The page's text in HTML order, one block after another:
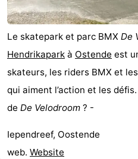
Le skatepark et parc BMX De
Hendrikapark à Ostende est
skateurs, les riders BMX et
qui aiment l’action et les
de De Velodroom ? -
Iependreef, Oostende
web. Website